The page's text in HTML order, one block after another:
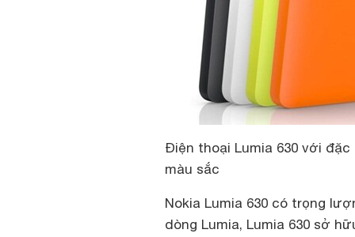
Điện thoại Lumia 630 với
màu sắc
Nokia Lumia 630 có trọng
dòng Lumia, Lumia 630 sở